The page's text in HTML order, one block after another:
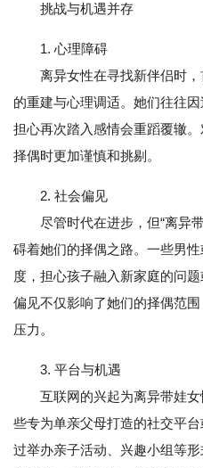
挑战与机遇并存
1. 心理障碍
离异女性在寻找新伴侣时，
的重建与心理调适。她们往往
担心再次踏入感情会重蹈覆辙
择偶时更加谨慎和挑剔。
2. 社会偏见
尽管时代在进步，但“离异带
碍着她们的择偶之路。一些男
度，担心孩子融入新家庭的问
偏见不仅影响了她们的择偶范
压力。
3. 平台与机遇
互联网的兴起为离异带娃女
些专为单亲父母打造的社交平
过举办亲子活动、兴趣小组等